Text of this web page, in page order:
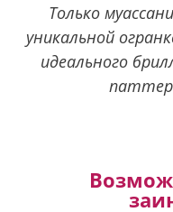
Только
уникальной
идеального